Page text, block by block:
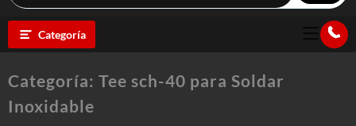
Categoría
Categoría: Tee sch-40 para Soldar
Inoxidable